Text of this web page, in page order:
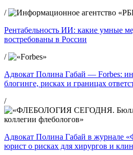
/
Рентабельность ИИ: какие умные
востребованы в России
/
Адвокат Полина Габай — Forbes:
блогинге, рисках и границах
/
Адвокат Полина Габай в журнале
юрист о рисках для хирургов и